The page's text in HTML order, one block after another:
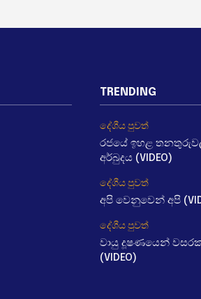
TRENDING
දේශීය පුවත්
රජයේ ඉහළ
අර්බුදය (VIDEO)
දේශීය පුවත්
අපි වෙනුවෙන් අපි
දේශීය පුවත්
වායු දූෂණයෙන්
(VIDEO)